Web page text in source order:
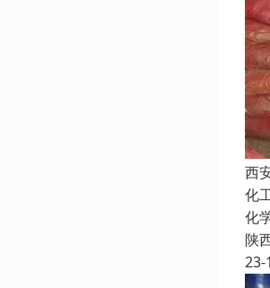
西
化
化
陕
23-